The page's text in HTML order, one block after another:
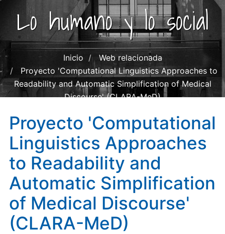
Lo humano y lo social
Inicio
Web relacionada
Proyecto 'Computational Linguistics Approaches to
Readability and Automatic Simplification of Medical
Discourse' (CLARA-MeD)
Proyecto 'Computational
Linguistics Approaches
to Readability and
Automatic Simplification
of Medical Discourse'
(CLARA-MeD)